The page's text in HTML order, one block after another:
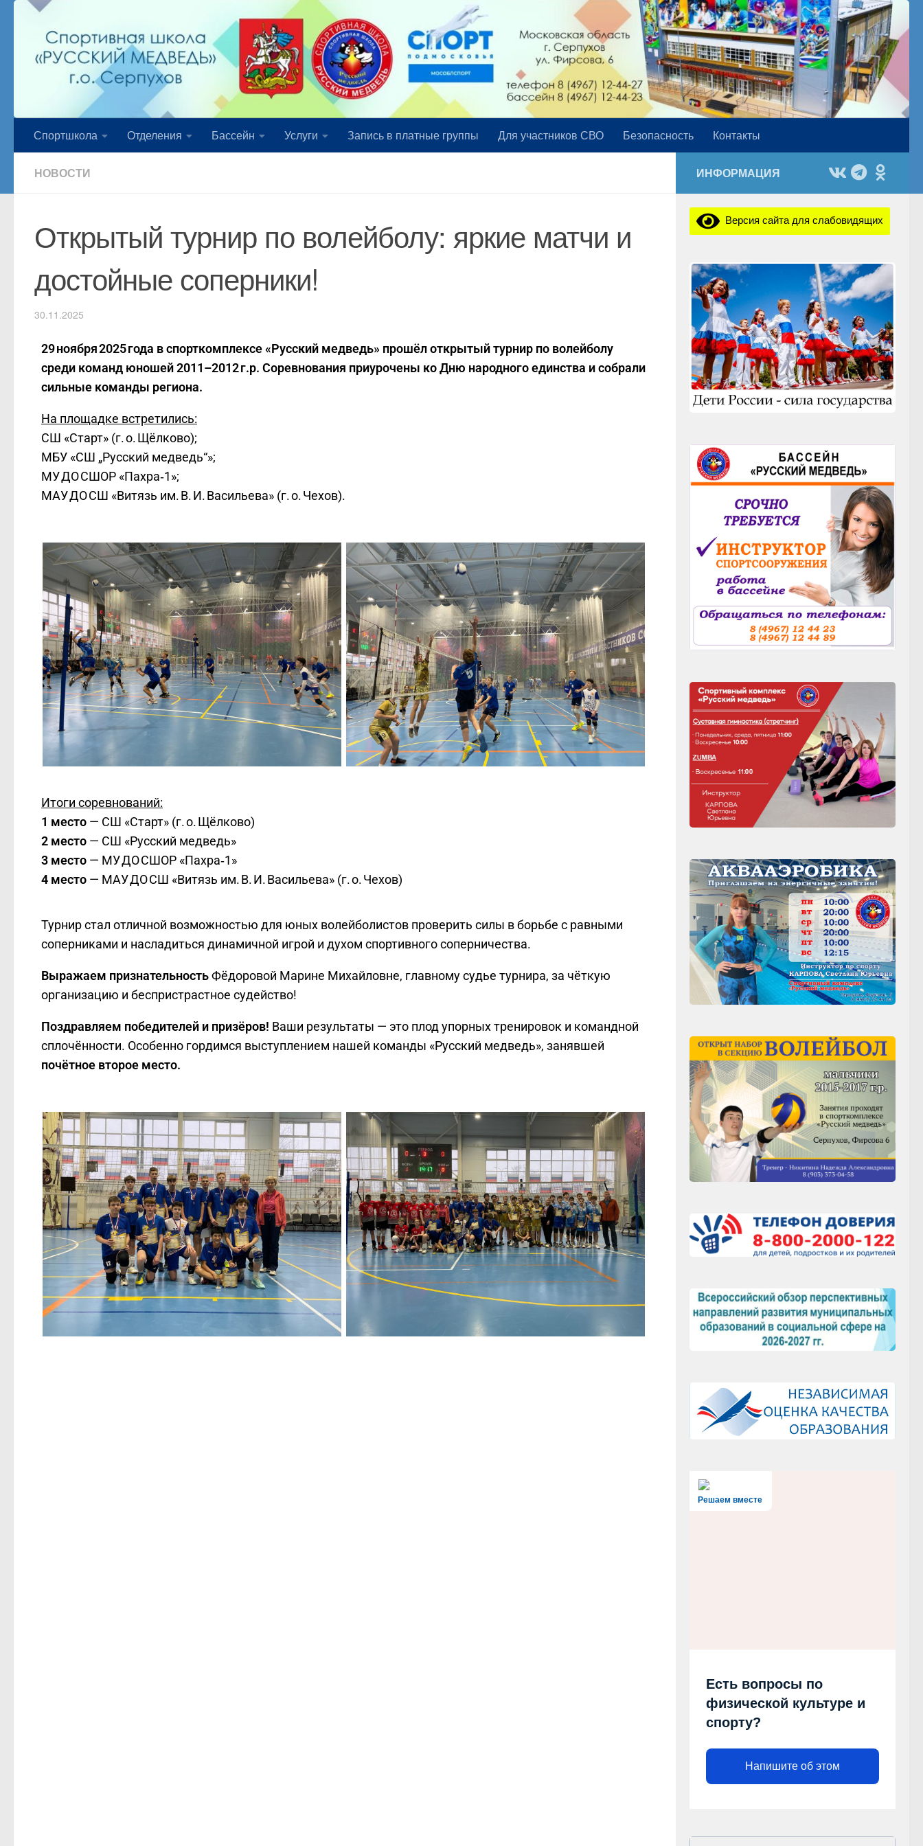
Спортшкола Отделения Бассейн Услуги Запись в платные группы Для участников СВО Безопасность Контакты
НОВОСТИ
Открытый турнир по волейболу: яркие матчи и
достойные соперники!
30.11.2025
29 ноября 2025 года в спорткомплексе «Русский медведь» прошёл открытый турнир по волейболу
среди команд юношей 2011–2012 г.р. Соревнования приурочены ко Дню народного единства и собрали
сильные команды региона.
На площадке встретились:
СШ «Старт» (г. о. Щёлково);
МБУ «СШ „Русский медведь“»;
МУ ДО СШОР «Пахра‑1»;
МАУ ДО СШ «Витязь им. В. И. Васильева» (г. о. Чехов).
Итоги соревнований:
1 место — СШ «Старт» (г. о. Щёлково)
2 место — СШ «Русский медведь»
3 место — МУ ДО СШОР «Пахра‑1»
4 место — МАУ ДО СШ «Витязь им. В. И. Васильева» (г. о. Чехов)
Турнир стал отличной возможностью для юных волейболистов проверить силы в борьбе с равными
соперниками и насладиться динамичной игрой и духом спортивного соперничества.
Выражаем признательностьФёдоровой Марине Михайловне, главному судье турнира, за чёткую
организацию и беспристрастное судейство!
Поздравляем победителей и призёров! Ваши результаты — это плод упорных тренировок и командной
сплочённости. Особенно гордимся выступлением нашей команды «Русский медведь», занявшей
почётное второе место.
ИНФОРМАЦИЯ
Версия сайта для слабовидящих
Решаем вместе
Есть вопросы по
физической культуре и
спорту?
Напишите об этом